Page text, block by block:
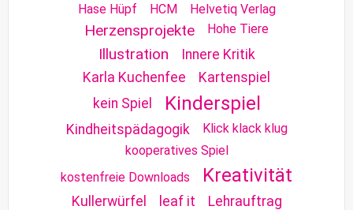
Hase Hüpf HCM Helvetiq Verlag
Herzensprojekte Hohe Tiere
Illustration
Innere Kritik
Karla Kuchenfee
Kartenspiel
kein Spiel
Kinderspiel
Kindheitspädagogik
Klick klack klug
kooperatives Spiel
kostenfreie Downloads
Kreativität
Kullerwürfel leaf it Lehrauftrag